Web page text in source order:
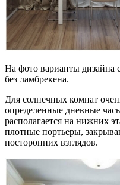
На фото варианты дизайна
без ламбрекена.
Для солнечных комнат
определенные дневные
располагается на нижних
плотные портьеры,
посторонних взглядов.